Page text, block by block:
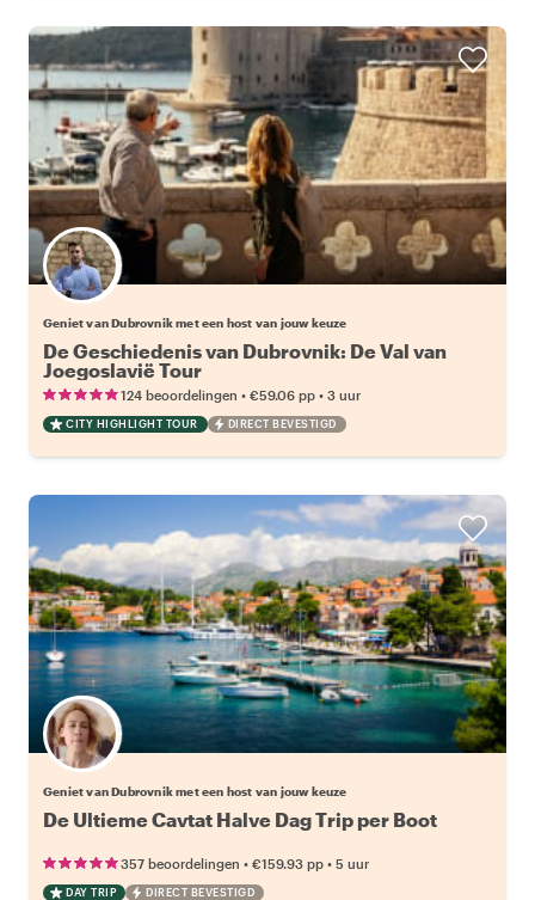
Kies jouw favoriete local
Geniet van Dubrovnik met een host van jouw keuze
De Geschiedenis van Dubrovnik: De Val van
Joegoslavië Tour
124 beoordelingen • €59.06 pp • 3 uur
CITY HIGHLIGHT TOUR DIRECT BEVESTIGD
Geniet van Dubrovnik met een host van jouw keuze
De Ultieme Cavtat Halve Dag Trip per Boot
357 beoordelingen • €159.93 pp • 5 uur
DAY TRIP DIRECT BEVESTIGD